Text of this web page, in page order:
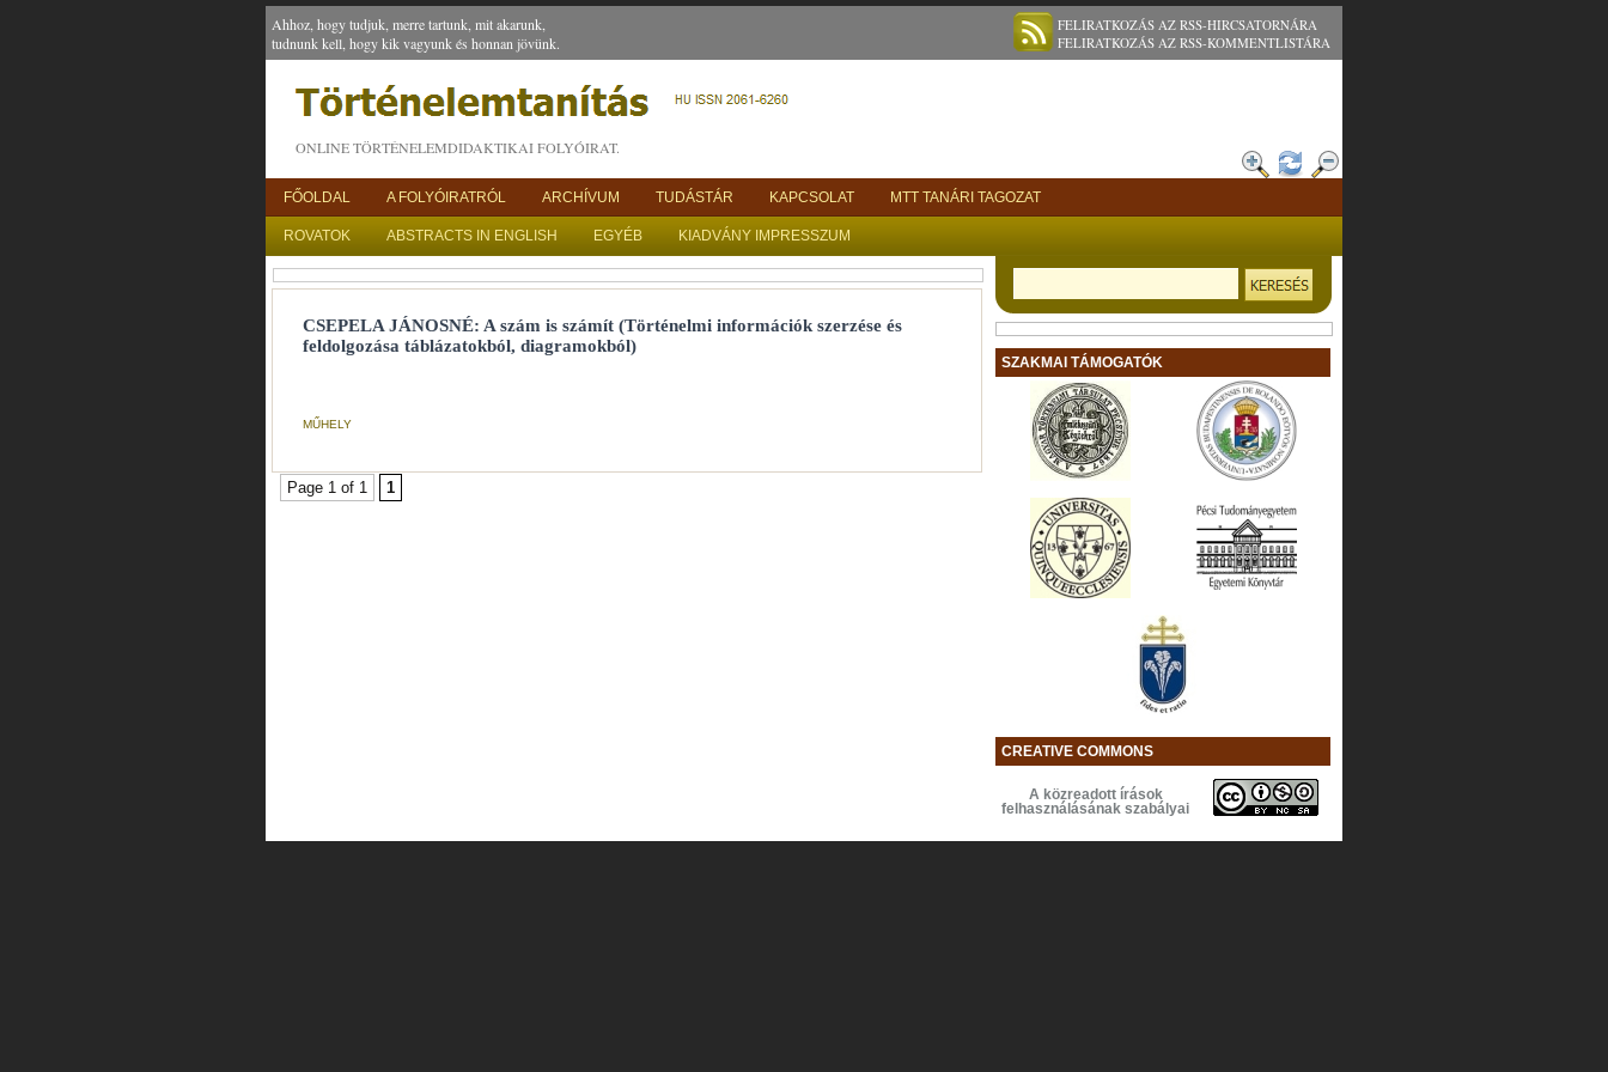
Ahhoz, hogy tudjuk, merre tartunk, mit akarunk,
tudnunk kell, hogy kik vagyunk és honnan jövünk.
FELIRATKOZÁS AZ RSS-HIRCSATORNÁRA
FELIRATKOZÁS AZ RSS-KOMMENTLISTÁRA
ONLINE TÖRTÉNELEMDIDAKTIKAI FOLYÓIRAT.
FŐOLDAL A FOLYÓIRATRÓL ARCHÍVUM TUDÁSTÁR KAPCSOLAT MTT TANÁRI TAGOZAT
ROVATOK ABSTRACTS IN ENGLISH EGYÉB KIADVÁNY IMPRESSZUM
CSEPELA JÁNOSNÉ: A szám is számít (Történelmi információk szerzése és
feldolgozása táblázatokból, diagramokból)
MŰHELY
Page 1 of 1 1
SZAKMAI TÁMOGATÓK
CREATIVE COMMONS
A közreadott írások
felhasználásának szabályai